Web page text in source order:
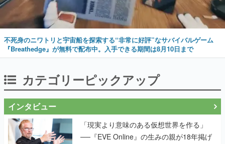
不死身のニワトリと宇宙船を探索する“非常に好評”なサバイバルゲーム
『Breathedge』が無料で配布中。入手できる期間は8月10日まで
カテゴリーピックアップ
インタビュー
「現実より意味のある仮想世界を作る」
──『EVE Online』の生みの親が18年掲げ